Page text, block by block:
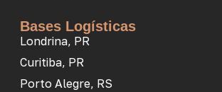
Bases Logísticas
Londrina, PR
Curitiba, PR
Porto Alegre, RS